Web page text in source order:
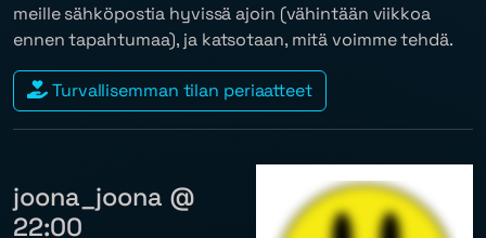
meille sähköpostia hyvissä ajoin (vähintään viikkoa
ennen tapahtumaa), ja katsotaan, mitä voimme tehdä.
Turvallisemman tilan periaatteet
joona_joona @
22:00